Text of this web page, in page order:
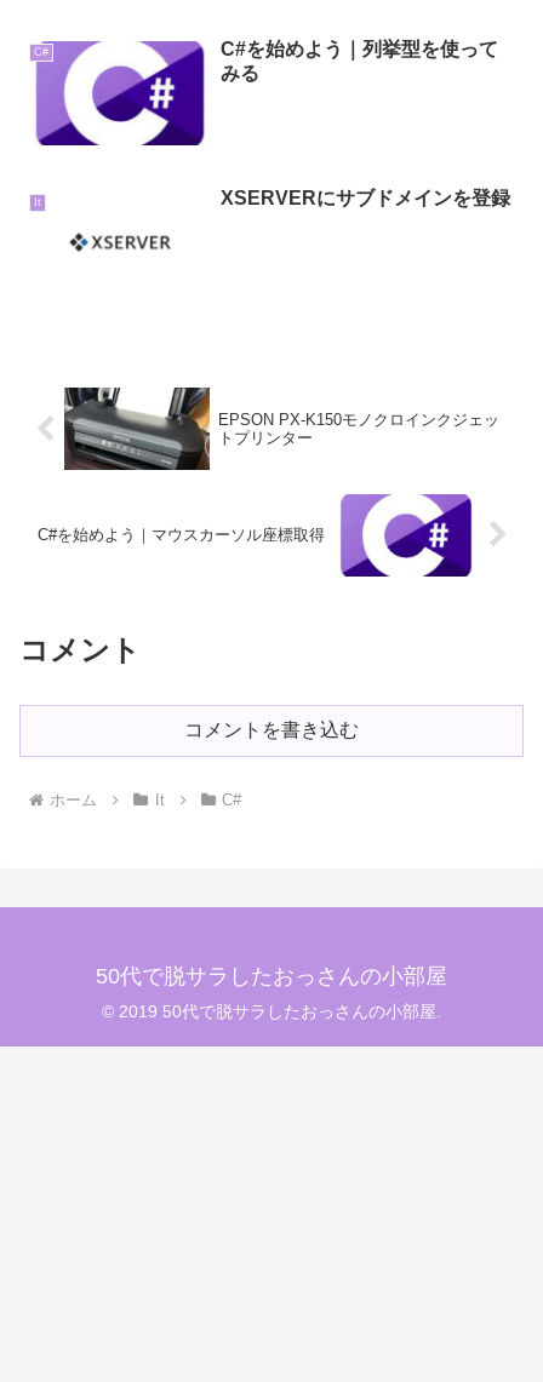
C#
C#を始めよう｜列挙型を使って
みる
It XSERVERにサブドメインを登録
EPSON PX-K150モノクロインクジェッ
トプリンター
C#を始めよう｜マウスカーソル座標取得
コメント
コメントを書き込む
ホーム It C#
50代で脱サラしたおっさんの小部屋
© 2019 50代で脱サラしたおっさんの小部屋.